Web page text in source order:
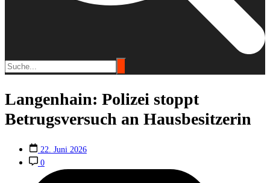
Langenhain: Polizei stoppt
Betrugsversuch an Hausbesitzerin
22. Juni 2026
0